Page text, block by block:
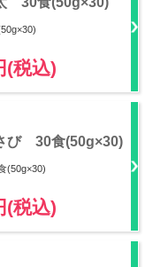
(税込)
び 30食(50g×30)
(50g×30)
(税込)